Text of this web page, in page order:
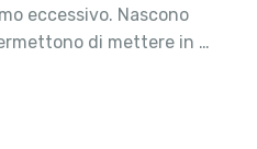
eccessivo. Nascono
di mettere in …